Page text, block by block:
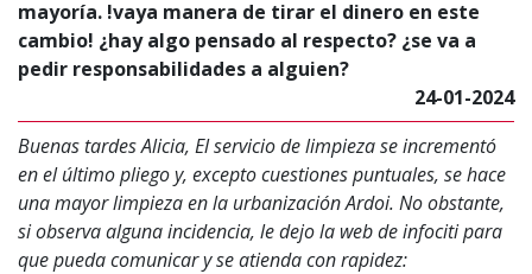
mayoría. !vaya manera de tirar el dinero en este
cambio! ¿hay algo pensado al respecto? ¿se va a
pedir responsabilidades a alguien?
24-01-2024
Buenas tardes Alicia, El servicio de limpieza se incrementó
en el último pliego y, excepto cuestiones puntuales, se hace
una mayor limpieza en la urbanización Ardoi. No obstante,
si observa alguna incidencia, le dejo la web de infociti para
que pueda comunicar y se atienda con rapidez: